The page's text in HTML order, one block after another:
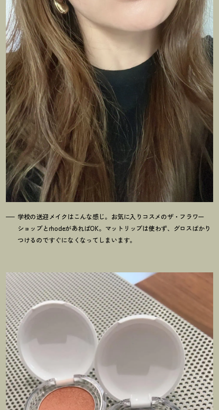
学校の送迎メイクはこんな感じ。お気に入りコスメのザ・フラワー
ショップとrhodeがあればOK。マットリップは使わず、グロスばかり
つけるのですぐになくなってしまいます。